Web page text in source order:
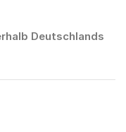
Deutschlands